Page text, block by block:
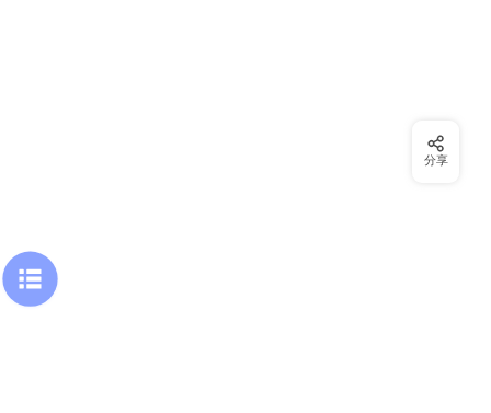
分享